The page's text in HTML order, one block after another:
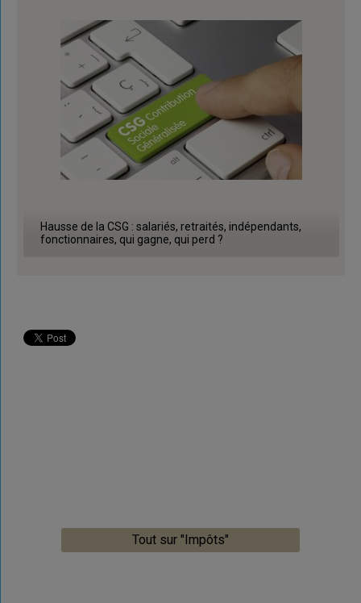
Hausse de la CSG : salariés, retraités, indépendants,
fonctionnaires, qui gagne, qui perd ?
Tout sur "Impôts"